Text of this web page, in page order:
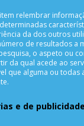
relembrar
da dos outros
de resultados a
o aspeto ou
da qual acede ao
que alguma ou todas
e de publicidade